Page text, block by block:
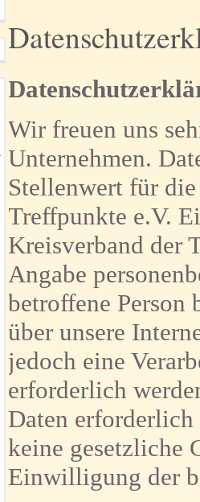
Wir freuen uns
Unternehmen.
Stellenwert für
Treffpunkte e.V.
Kreisverband der
Angabe
betroffene Person
über unsere
jedoch eine
erforderlich
Daten
keine gesetzliche
Einwilligung der